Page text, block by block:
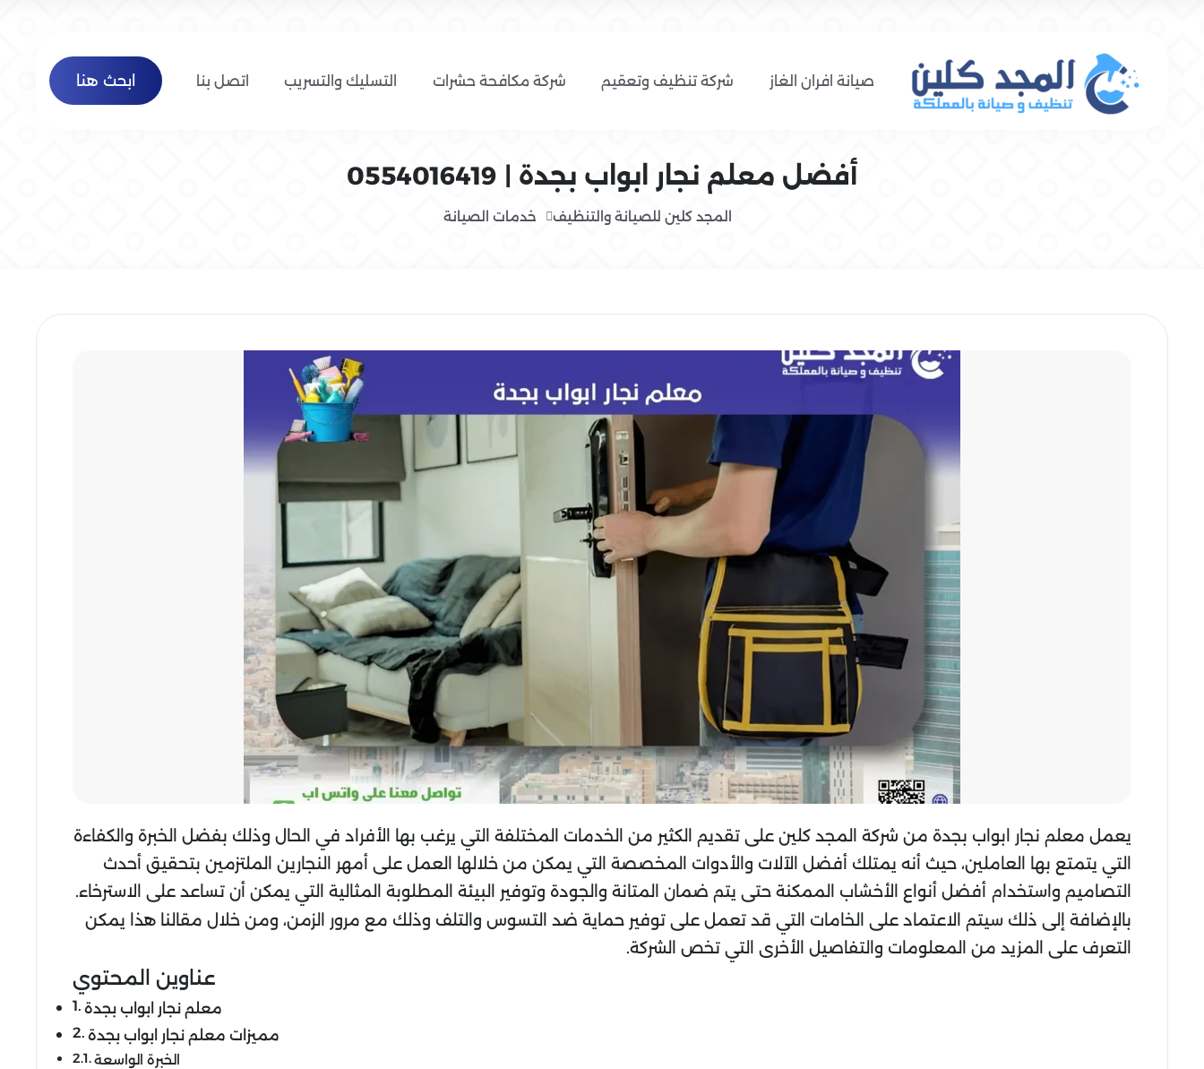
صيانة افران الغاز شركة تنظيف وتعقيم شركة مكافحة حشرات التسليك والتسريب اتصل بنا ابحث هنا
أفضل معلم نجار ابواب بجدة | 0554016419
المجد كلين للصيانة والتنظيف خدمات الصيانة
يعمل معلم نجار ابواب بجدة من شركة المجد كلين على تقديم الكثير من الخدمات المختلفة التي يرغب بها الأفراد في الحال وذلك بفضل الخبرة والكفاءة
التي يتمتع بها العاملين، حيث أنه يمتلك أفضل الآلات والأدوات المخصصة التي يمكن من خلالها العمل على أمهر النجارين الملتزمين بتحقيق أحدث
التصاميم واستخدام أفضل أنواع الأخشاب الممكنة حتى يتم ضمان المتانة والجودة وتوفير البيئة المطلوبة المثالية التي يمكن أن تساعد على الاسترخاء.
بالإضافة إلى ذلك سيتم الاعتماد على الخامات التي قد تعمل على توفير حماية ضد التسوس والتلف وذلك مع مرور الزمن، ومن خلال مقالنا هذا يمكن
التعرف على المزيد من المعلومات والتفاصيل الأخرى التي تخص الشركة.
عناوين المحتوي
معلم نجار ابواب بجدة
مميزات معلم نجار ابواب بجدة
الخبرة الواسعة